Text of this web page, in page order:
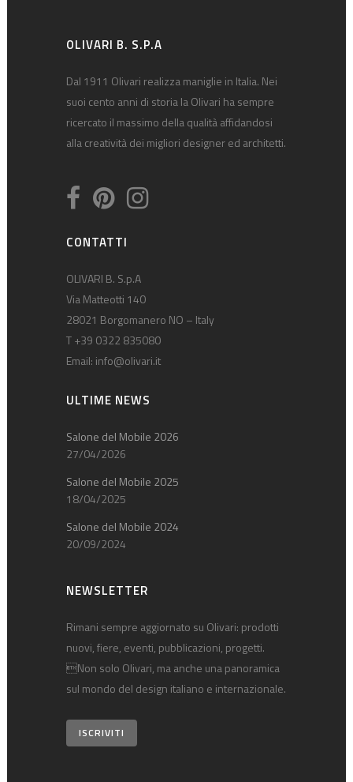
OLIVARI B. S.P.A
Dal 1911 Olivari realizza maniglie in Italia. Nei
suoi cento anni di storia la Olivari ha sempre
ricercato il massimo della qualità affidandosi
alla creatività dei migliori designer ed architetti.
CONTATTI
OLIVARI B. S.p.A
Via Matteotti 140
28021 Borgomanero NO – Italy
T +39 0322 835080
Email: info@olivari.it
ULTIME NEWS
Salone del Mobile 2026
27/04/2026
Salone del Mobile 2025
18/04/2025
Salone del Mobile 2024
20/09/2024
NEWSLETTER
Rimani sempre aggiornato su Olivari: prodotti
nuovi, fiere, eventi, pubblicazioni, progetti.
Non solo Olivari, ma anche una panoramica
sul mondo del design italiano e internazionale.
ISCRIVITI